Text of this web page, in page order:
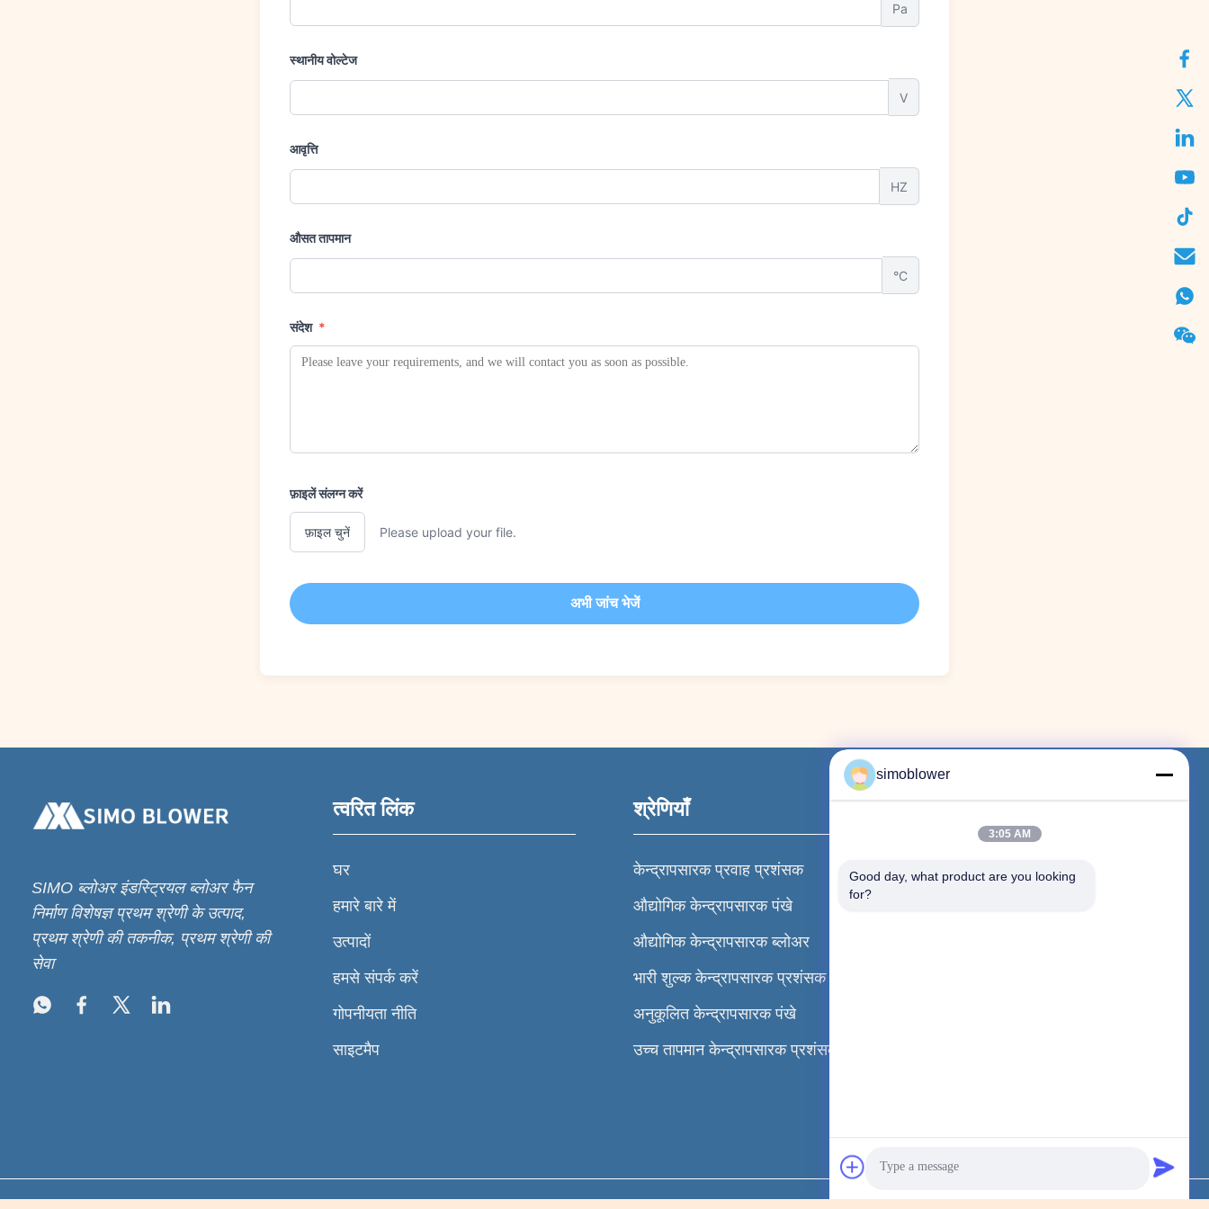
Pa
स्थानीय वोल्टेज
V
आवृत्ति
HZ
औसत तापमान
°C
संदेश *
फ़ाइलें संलग्न करें
फ़ाइल चुनें Please upload your file.
अभी जांच भेजें
SIMO ब्लोअर इंडस्ट्रियल ब्लोअर फैन
निर्माण विशेषज्ञ प्रथम श्रेणी के उत्पाद,
प्रथम श्रेणी की तकनीक, प्रथम श्रेणी की
सेवा
त्वरित लिंक
घर
हमारे बारे में
उत्पादों
हमसे संपर्क करें
गोपनीयता नीति
साइटमैप
श्रेणियाँ
केन्द्रापसारक प्रवाह प्रशंसक
औद्योगिक केन्द्रापसारक पंखे
औद्योगिक केन्द्रापसारक ब्लोअर
भारी शुल्क केन्द्रापसारक प्रशंसक
अनुकूलित केन्द्रापसारक पंखे
उच्च तापमान केन्द्रापसारक प्रशंसक
हमसे संपर्क करें
पता: No.343, SIMO रोड, फ़ेंगकुआन
simoblower
3:05 AM
Good day, what product are you looking
for?